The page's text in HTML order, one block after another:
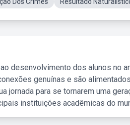
desenvolvimento dos alunos no
genuínas e são
jornada para se tornarem uma
instituições acadêmicas do